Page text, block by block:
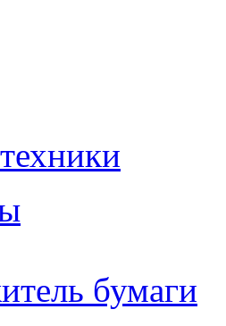
бумаги